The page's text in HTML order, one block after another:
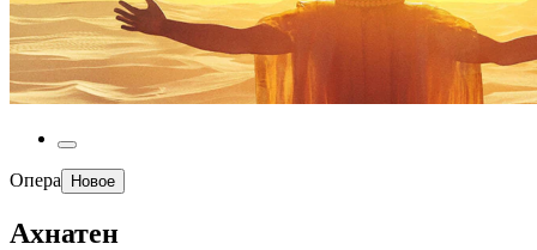
Опера Новое
Ахнатен